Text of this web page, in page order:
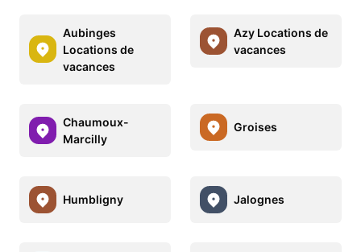
Aubinges
Locations de
vacances
Azy Locations de
vacances
Chaumoux-
Marcilly
Groises
Humbligny Jalognes